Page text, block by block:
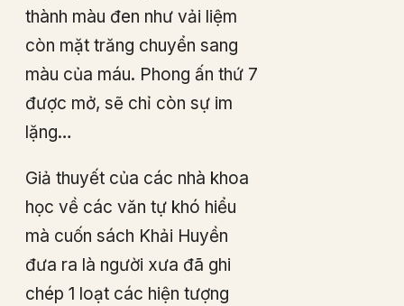
thành màu đen như vải liệm
còn mặt trăng chuyển sang
màu của máu. Phong ấn thứ 7
được mở, sẽ chỉ còn sự im
lặng…
Giả thuyết của các nhà khoa
học về các văn tự khó hiểu
mà cuốn sách Khải Huyền
đưa ra là người xưa đã ghi
chép 1 loạt các hiện tượng